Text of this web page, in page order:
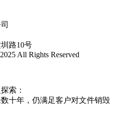
路10号
All Rights Reserved
索：
十年，仍满足客户对文件销毁